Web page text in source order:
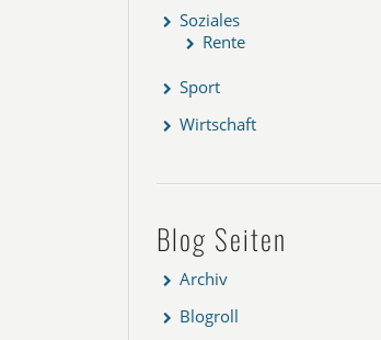
Soziales
Rente
Sport
Wirtschaft
Blog Seiten
Archiv
Blogroll